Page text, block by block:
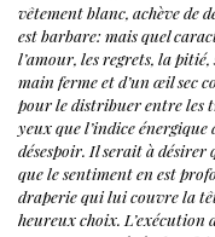
vêtement blanc, achève de
est barbare: mais quel
l’amour, les regrets, la
main ferme et d’un œil sec
pour le distribuer entre les
yeux que l’indice
désespoir. Il serait à désirer
que le sentiment en est
draperie qui lui couvre la
heureux choix. L’exécution